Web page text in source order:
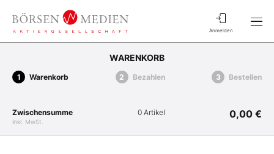
Anmelden
WARENKORB
Warenkorb Bezahlen Bestellen
Zwischensumme
inkl. MwSt.
0 Artikel 0,00 €